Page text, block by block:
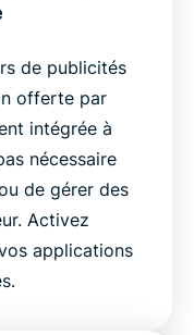
de publicités
offerte par
intégrée à
nécessaire
de gérer des
Activez
applications